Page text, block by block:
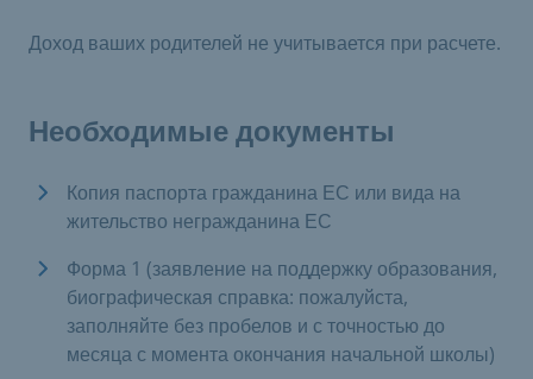
Доход ваших родителей не учитывается при расчете.
Необходимые документы
Копия паспорта гражданина ЕС или вида на
жительство негражданина ЕС
Форма 1 (заявление на поддержку образования,
биографическая справка: пожалуйста,
заполняйте без пробелов и с точностью до
месяца с момента окончания начальной школы)